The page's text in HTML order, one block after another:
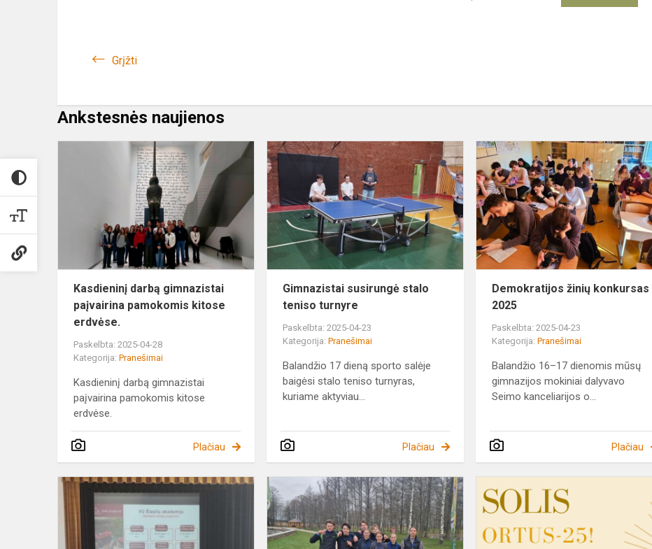
Grįžti
Ankstesnės naujienos
Kasdieninį
darbą
gimnazistai
paįvairina
pamokomis
kitose
er...
Kasdieninį darbą gimnazistai
paįvairina pamokomis kitose
erdvėse.
Paskelbta: 2025-04-28
Kategorija: Pranešimai
Kasdieninį darbą gimnazistai
paįvairina pamokomis kitose
erdvėse.
Plačiau
Gimnazistai
susirungė
stalo
teniso
turnyre
Gimnazistai susirungė stalo
teniso turnyre
Paskelbta: 2025-04-23
Kategorija:Pranešimai
Balandžio 17 dieną sporto salėje
baigėsi stalo teniso turnyras,
kuriame aktyviau...
Plačiau
Demokratijos žinių konkursas
2025
Paskelbta: 2025-04-23
Kategorija:Pranešimai
Balandžio 16–17 dienomis mūsų
gimnazijos mokiniai dalyvavo
Seimo kanceliarijos o...
Plačiau
Šiaulių
miesto
iniciatyva
LMŽ
rajono
lengvosios
atletikos